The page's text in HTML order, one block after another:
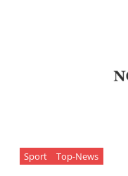
Sport Top-News